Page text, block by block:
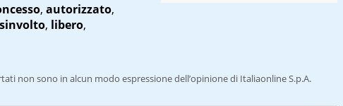
, autorizzato,
, libero,
non sono in alcun modo espressione dell’opinione di Italiaonline S.p.A.